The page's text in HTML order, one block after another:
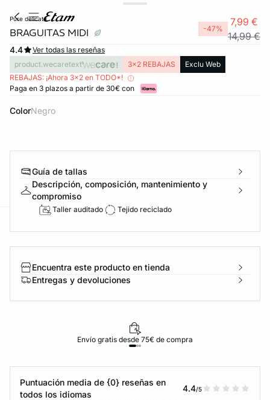
pure delicate
BRAGUITAS MIDI -47%
7,99 €
14,99 €
4.4
Ver todas las reseñas
product.wecaretext
3x2 REBAJAS
Exclu Web
REBAJAS: ¡Ahora 3x2 en TODO*!
Paga en 3 plazos a partir de 30€ con
Color negro
Guía de tallas
Descripción, composición, mantenimiento y
compromiso
Taller auditado Tejido reciclado
Encuentra este producto en tienda
Entregas y devoluciones
Envío gratis desde 75€ de compra
Puntuación media de {0} reseñas en
todos los idiomas
4.4/5